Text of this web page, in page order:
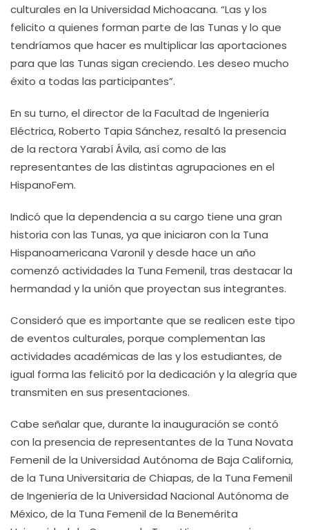
culturales en la Universidad Michoacana. “Las y los
felicito a quienes forman parte de las Tunas y lo que
tendríamos que hacer es multiplicar las aportaciones
para que las Tunas sigan creciendo. Les deseo mucho
éxito a todas las participantes”.
En su turno, el director de la Facultad de Ingeniería
Eléctrica, Roberto Tapia Sánchez, resaltó la presencia
de la rectora Yarabí Ávila, así como de las
representantes de las distintas agrupaciones en el
HispanoFem.
Indicó que la dependencia a su cargo tiene una gran
historia con las Tunas, ya que iniciaron con la Tuna
Hispanoamericana Varonil y desde hace un año
comenzó actividades la Tuna Femenil, tras destacar la
hermandad y la unión que proyectan sus integrantes.
Consideró que es importante que se realicen este tipo
de eventos culturales, porque complementan las
actividades académicas de las y los estudiantes, de
igual forma las felicitó por la dedicación y la alegría que
transmiten en sus presentaciones.
Cabe señalar que, durante la inauguración se contó
con la presencia de representantes de la Tuna Novata
Femenil de la Universidad Autónoma de Baja California,
de la Tuna Universitaria de Chiapas, de la Tuna Femenil
de Ingeniería de la Universidad Nacional Autónoma de
México, de la Tuna Femenil de la Benemérita